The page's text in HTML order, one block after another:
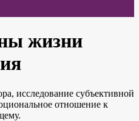
жизни
исследование субъективной
отношение к